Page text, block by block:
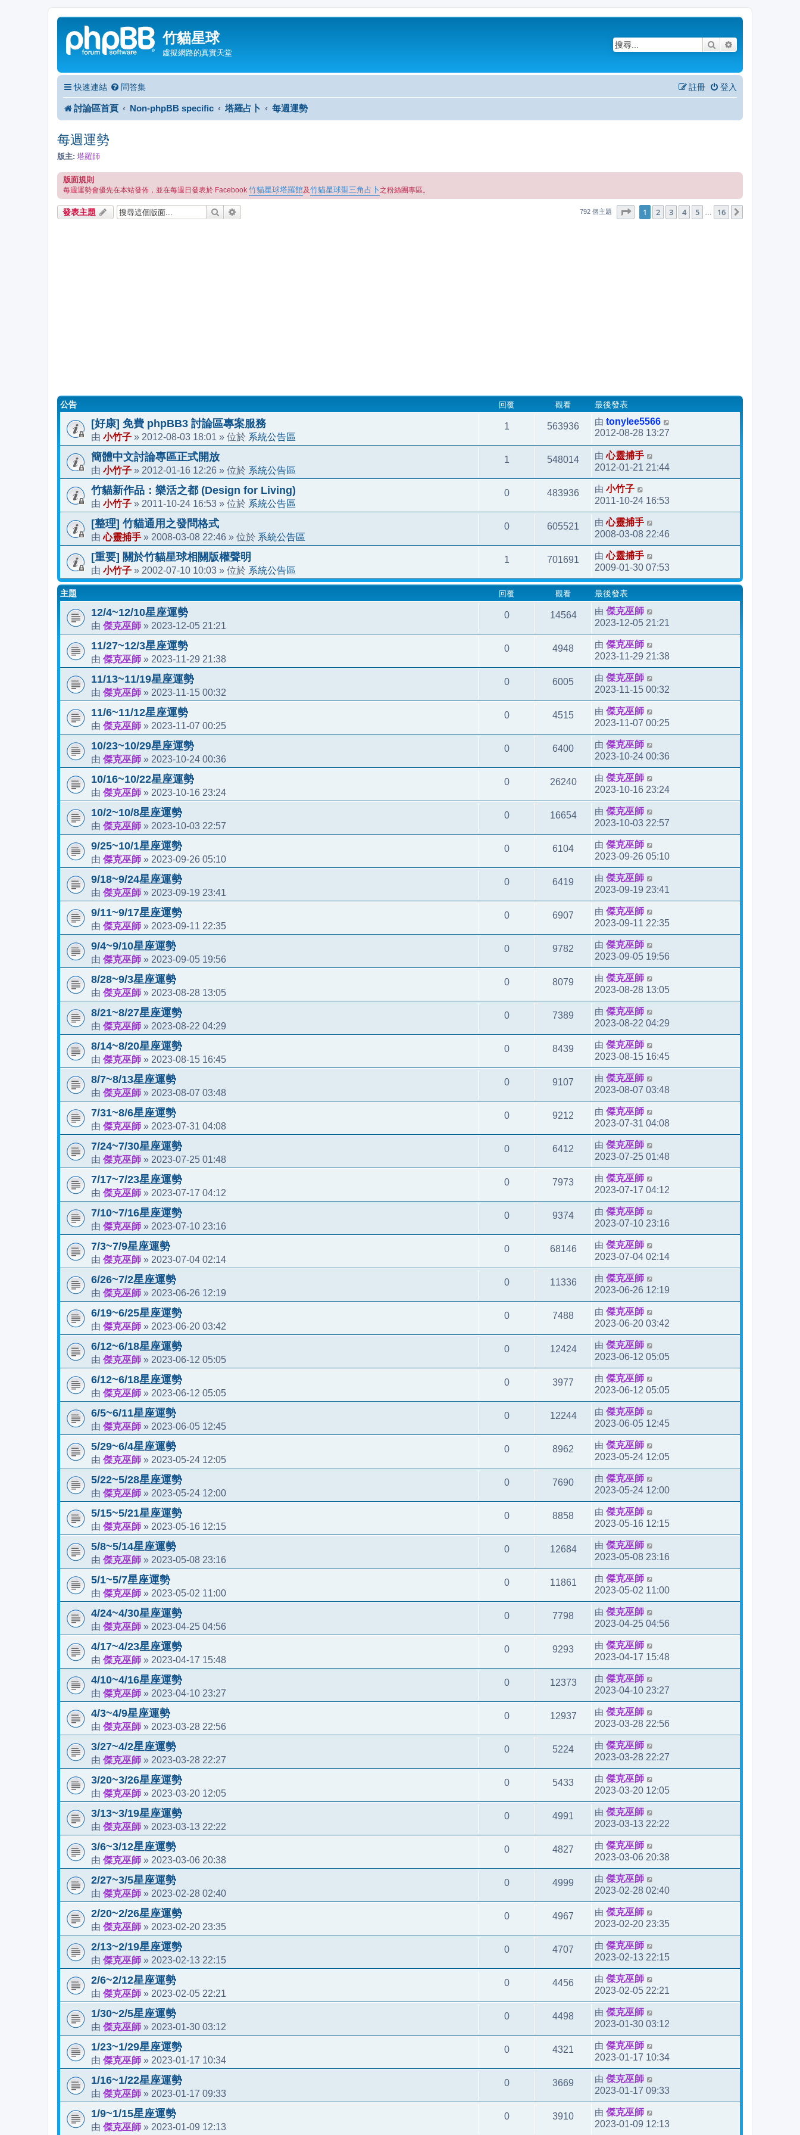
竹貓星球
虛擬網路的真實天堂
搜尋
快速連結 問答集 登入
註冊
討論區首頁 Non-phpBB specific 塔羅占卜 每週運勢
每週運勢
版主: 塔羅師
版面規則
每週運勢會優先在本站發佈，並在每週日發表於 Facebook 竹貓星球塔羅館及竹貓星球聖三角占卜 之粉絲團專區。
發表主題 搜尋 792 個主題 1 頁 (共 16頁)
1 2 3 4 5 … 16
公告 回覆 觀看 最後發表
[好康] 免費 phpBB3 討論區專案服務
由 小竹子 » 2012-08-03 18:01 » 位於 系統公告區
1 563936 由 tonylee5566
2012-08-28 13:27
簡體中文討論專區正式開放
由 小竹子 » 2012-01-16 12:26 » 位於 系統公告區
1 548014 由心靈捕手
2012-01-21 21:44
竹貓新作品：樂活之都 (Design for Living)
由 小竹子 » 2011-10-24 16:53 » 位於 系統公告區
0 483936 由 小竹子
2011-10-24 16:53
[整理] 竹貓通用之發問格式
由心靈捕手 » 2008-03-08 22:46 » 位於 系統公告區
0 605521 由心靈捕手
2008-03-08 22:46
[重要] 關於竹貓星球相關版權聲明
由 小竹子 » 2002-07-10 10:03 » 位於 系統公告區
1 701691 由心靈捕手
2009-01-30 07:53
主題 回覆 觀看 最後發表
12/4~12/10星座運勢
由 傑克巫師 » 2023-12-05 21:21
0 14564 由 傑克巫師
2023-12-05 21:21
11/27~12/3星座運勢
由 傑克巫師 » 2023-11-29 21:38
0 4948 由 傑克巫師
2023-11-29 21:38
11/13~11/19星座運勢
由 傑克巫師 » 2023-11-15 00:32
0 6005 由 傑克巫師
2023-11-15 00:32
11/6~11/12星座運勢
由 傑克巫師 » 2023-11-07 00:25
0 4515 由 傑克巫師
2023-11-07 00:25
10/23~10/29星座運勢
由 傑克巫師 » 2023-10-24 00:36
0 6400 由 傑克巫師
2023-10-24 00:36
10/16~10/22星座運勢
由 傑克巫師 » 2023-10-16 23:24
0 26240 由 傑克巫師
2023-10-16 23:24
10/2~10/8星座運勢
由 傑克巫師 » 2023-10-03 22:57
0 16654 由 傑克巫師
2023-10-03 22:57
9/25~10/1星座運勢
由 傑克巫師 » 2023-09-26 05:10
0 6104 由 傑克巫師
2023-09-26 05:10
9/18~9/24星座運勢
由 傑克巫師 » 2023-09-19 23:41
0 6419 由 傑克巫師
2023-09-19 23:41
9/11~9/17星座運勢
由 傑克巫師 » 2023-09-11 22:35
0 6907 由 傑克巫師
2023-09-11 22:35
9/4~9/10星座運勢
由 傑克巫師 » 2023-09-05 19:56
0 9782 由 傑克巫師
2023-09-05 19:56
8/28~9/3星座運勢
由 傑克巫師 » 2023-08-28 13:05
0 8079 由 傑克巫師
2023-08-28 13:05
8/21~8/27星座運勢
由 傑克巫師 » 2023-08-22 04:29
0 7389 由 傑克巫師
2023-08-22 04:29
8/14~8/20星座運勢
由 傑克巫師 » 2023-08-15 16:45
0 8439 由 傑克巫師
2023-08-15 16:45
8/7~8/13星座運勢
由 傑克巫師 » 2023-08-07 03:48
0 9107 由 傑克巫師
2023-08-07 03:48
7/31~8/6星座運勢
由 傑克巫師 » 2023-07-31 04:08
0 9212 由 傑克巫師
2023-07-31 04:08
7/24~7/30星座運勢
由 傑克巫師 » 2023-07-25 01:48
0 6412 由 傑克巫師
2023-07-25 01:48
7/17~7/23星座運勢
由 傑克巫師 » 2023-07-17 04:12
0 7973 由 傑克巫師
2023-07-17 04:12
7/10~7/16星座運勢
由 傑克巫師 » 2023-07-10 23:16
0 9374 由 傑克巫師
2023-07-10 23:16
7/3~7/9星座運勢
由 傑克巫師 » 2023-07-04 02:14
0 68146 由 傑克巫師
2023-07-04 02:14
6/26~7/2星座運勢
由 傑克巫師 » 2023-06-26 12:19
0 11336 由 傑克巫師
2023-06-26 12:19
6/19~6/25星座運勢
由 傑克巫師 » 2023-06-20 03:42
0 7488 由 傑克巫師
2023-06-20 03:42
6/12~6/18星座運勢
由 傑克巫師 » 2023-06-12 05:05
0 12424 由 傑克巫師
2023-06-12 05:05
6/12~6/18星座運勢
由 傑克巫師 » 2023-06-12 05:05
0 3977 由 傑克巫師
2023-06-12 05:05
6/5~6/11星座運勢
由 傑克巫師 » 2023-06-05 12:45
0 12244 由 傑克巫師
2023-06-05 12:45
5/29~6/4星座運勢
由 傑克巫師 » 2023-05-24 12:05
0 8962 由 傑克巫師
2023-05-24 12:05
5/22~5/28星座運勢
由 傑克巫師 » 2023-05-24 12:00
0 7690 由 傑克巫師
2023-05-24 12:00
5/15~5/21星座運勢
由 傑克巫師 » 2023-05-16 12:15
0 8858 由 傑克巫師
2023-05-16 12:15
5/8~5/14星座運勢
由 傑克巫師 » 2023-05-08 23:16
0 12684 由 傑克巫師
2023-05-08 23:16
5/1~5/7星座運勢
由 傑克巫師 » 2023-05-02 11:00
0 11861 由 傑克巫師
2023-05-02 11:00
4/24~4/30星座運勢
由 傑克巫師 » 2023-04-25 04:56
0 7798 由 傑克巫師
2023-04-25 04:56
4/17~4/23星座運勢
由 傑克巫師 » 2023-04-17 15:48
0 9293 由 傑克巫師
2023-04-17 15:48
4/10~4/16星座運勢
由 傑克巫師 » 2023-04-10 23:27
0 12373 由 傑克巫師
2023-04-10 23:27
4/3~4/9星座運勢
由 傑克巫師 » 2023-03-28 22:56
0 12937 由 傑克巫師
2023-03-28 22:56
3/27~4/2星座運勢
由 傑克巫師 » 2023-03-28 22:27
0 5224 由 傑克巫師
2023-03-28 22:27
3/20~3/26星座運勢
由 傑克巫師 » 2023-03-20 12:05
0 5433 由 傑克巫師
2023-03-20 12:05
3/13~3/19星座運勢
由 傑克巫師 » 2023-03-13 22:22
0 4991 由 傑克巫師
2023-03-13 22:22
3/6~3/12星座運勢
由 傑克巫師 » 2023-03-06 20:38
0 4827 由 傑克巫師
2023-03-06 20:38
2/27~3/5星座運勢
由 傑克巫師 » 2023-02-28 02:40
0 4999 由 傑克巫師
2023-02-28 02:40
2/20~2/26星座運勢
由 傑克巫師 » 2023-02-20 23:35
0 4967 由 傑克巫師
2023-02-20 23:35
2/13~2/19星座運勢
由 傑克巫師 » 2023-02-13 22:15
0 4707 由 傑克巫師
2023-02-13 22:15
2/6~2/12星座運勢
由 傑克巫師 » 2023-02-05 22:21
0 4456 由 傑克巫師
2023-02-05 22:21
1/30~2/5星座運勢
由 傑克巫師 » 2023-01-30 03:12
0 4498 由 傑克巫師
2023-01-30 03:12
1/23~1/29星座運勢
由 傑克巫師 » 2023-01-17 10:34
0 4321 由 傑克巫師
2023-01-17 10:34
1/16~1/22星座運勢
由 傑克巫師 » 2023-01-17 09:33
0 3669 由 傑克巫師
2023-01-17 09:33
1/9~1/15星座運勢
由 傑克巫師 » 2023-01-09 12:13
0 3910 由 傑克巫師
2023-01-09 12:13